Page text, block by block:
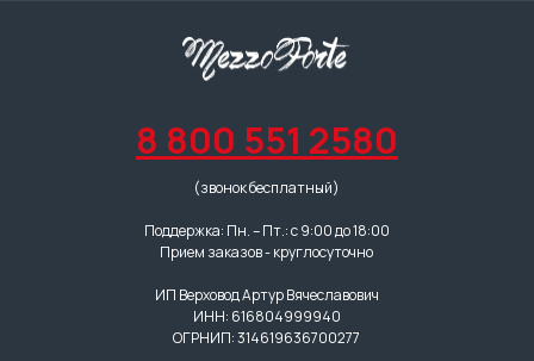
8 800 551 2580
(звонок бесплатный)
Поддержка: Пн. – Пт.: с 9:00 до 18:00
Прием заказов - круглосуточно
ИП Верховод Артур Вячеславович
ИНН: 616804999940
ОГРНИП: 314619636700277